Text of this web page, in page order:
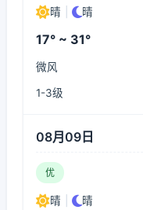
晴 晴
17° ~ 31°
微风
1-3级
08月09日
优
晴 晴